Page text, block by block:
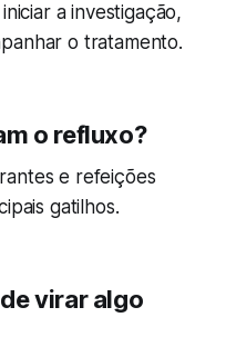
a investigação,
o tratamento.
o refluxo?
e refeições
gatilhos.
virar algo